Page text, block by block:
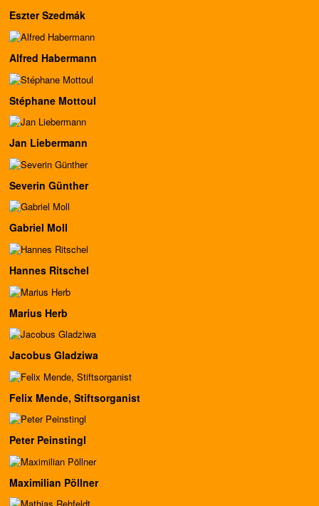
Eszter Szedmák
Alfred Habermann
Stéphane Mottoul
Jan Liebermann
Severin Günther
Gabriel Moll
Hannes Ritschel
Marius Herb
Jacobus Gladziwa
Felix Mende, Stiftsorganist
Peter Peinstingl
Maximilian Pöllner